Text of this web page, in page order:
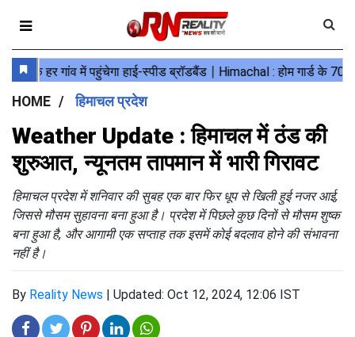
HOME हिमाचल प्रदेश
Weather Update : हिमाचल में ठंड की
शुरुआत, न्यूनतम तापमान में भारी गिरावट
हिमाचल प्रदेश में शनिवार की सुबह एक बार फिर धूप से खिली हुई नजर आई,
जिससे मौसम सुहावना बना हुआ है। प्रदेश में पिछले कुछ दिनों से मौसम शुष्क
बना हुआ है, और आगामी एक सप्ताह तक इसमें कोई बदलाव होने की संभावना
नहीं है।
By Reality News | Updated: Oct 12, 2024, 12:06 IST